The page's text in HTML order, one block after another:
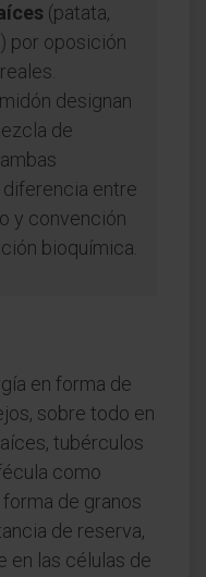
(patata,
por oposición
designan
de
diferencia entre
y convención
bioquímica.
en forma de
sobre todo en
tubérculos
como
de granos
de reserva,
en las células de